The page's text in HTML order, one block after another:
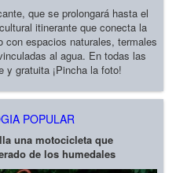
que se prolongará hasta el
itinerante que conecta la
con espacios naturales, termales
al agua. En todas las
y gratuita ¡Pincha la foto!
POPULAR
una motocicleta que
de los humedales